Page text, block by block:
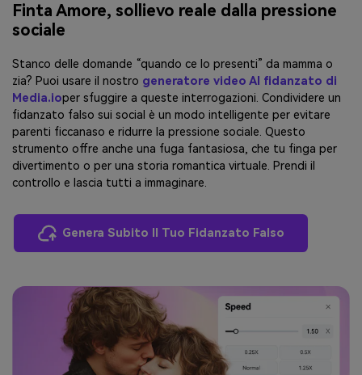
Finta Amore, sollievo reale dalla pressione
sociale
Stanco delle domande “quando ce lo presenti” da mamma o
zia? Puoi usare il nostro generatore video AI fidanzato di
Media.ioper sfuggire a queste interrogazioni. Condividere un
fidanzato falso sui social è un modo intelligente per evitare
parenti ficcanaso e ridurre la pressione sociale. Questo
strumento offre anche una fuga fantasiosa, che tu finga per
divertimento o per una storia romantica virtuale. Prendi il
controllo e lascia tutti a immaginare.
Genera Subito Il Tuo Fidanzato Falso